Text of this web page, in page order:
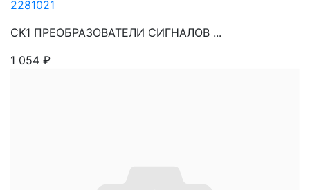
2281021
CK1 ПРЕОБРАЗОВАТЕЛИ СИГНАЛОВ ...
1 054 ₽